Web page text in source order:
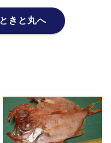
きと丸へ